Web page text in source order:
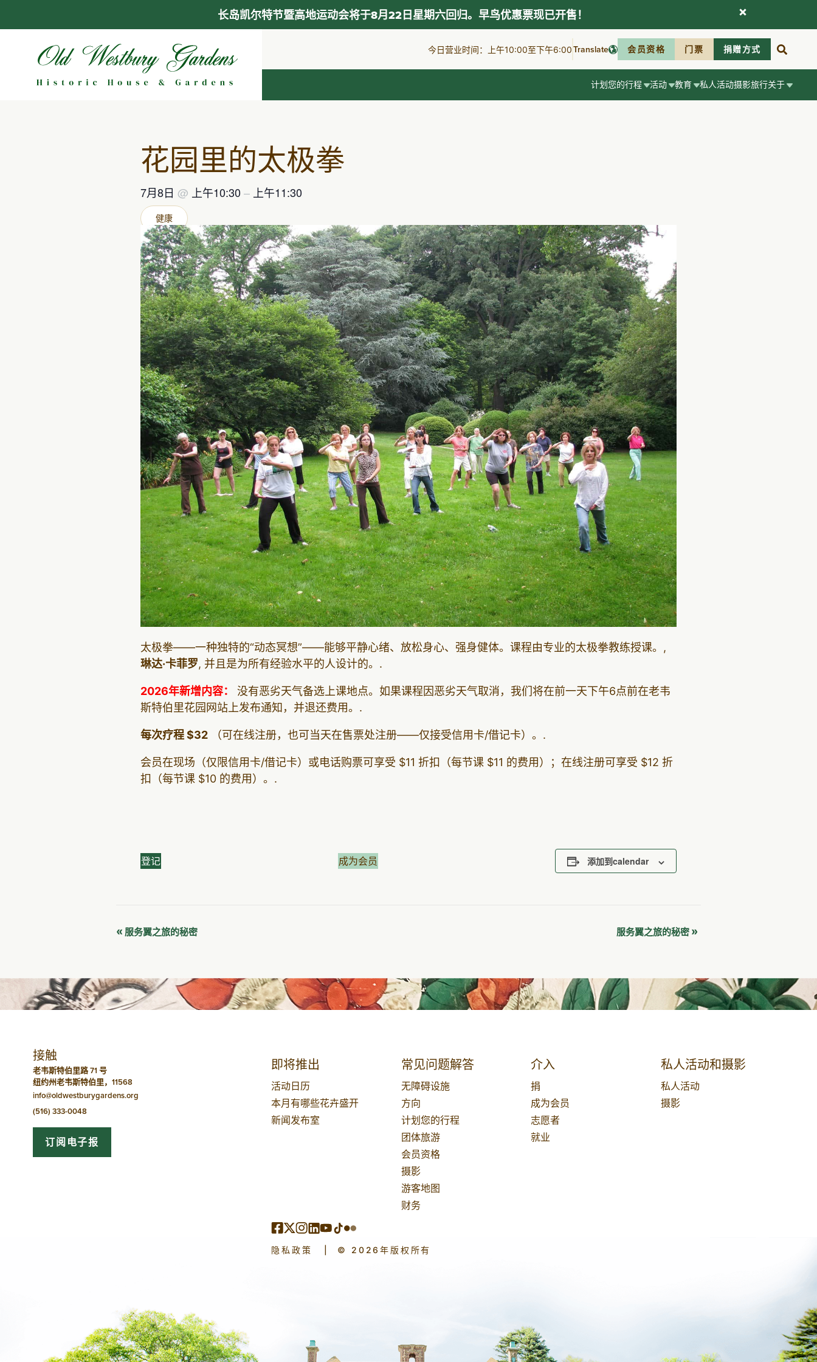
今日营业时间：上午10:00至下午6:00Translate 会员资格 门票 捐赠方式
计划您的行程 活动 教育 私人活动摄影旅行关于
花园里的太极拳
7月8日 @ 上午10:30 – 上午11:30
健康
太极拳——一种独特的“动态冥想”——能够平静心绪、放松身心、强身健体。课程由专业的太极拳教练授课。,
琳达·卡菲罗, 并且是为所有经验水平的人设计的。.
2026年新增内容：
没有恶劣天气备选上课地点。如果课程因恶劣天气取消，我们将在前一天下午6点前在老韦
斯特伯里花园网站上发布通知，并退还费用。.
每次疗程 $32 （可在线注册，也可当天在售票处注册——仅接受信用卡/借记卡）。.
会员在现场（仅限信用卡/借记卡）或电话购票可享受 $11 折扣（每节课 $11 的费用）；在线注册可享受 $12 折
扣（每节课 $10 的费用）。.
登记 成为会员 添加到calendar
活
导
航
« 服务翼之旅的秘密 服务翼之旅的秘密 »
接触
老韦斯特伯里路 71 号
纽约州老韦斯特伯里，11568
info@oldwestburygardens.org
(516) 333-0048
订阅电子报
即将推出
活动日历
本月有哪些花卉盛开
新闻发布室
常见问题解答
无障碍设施
方向
计划您的行程
团体旅游
会员资格
摄影
游客地图
财务
介入
捐
成为会员
志愿者
就业
私人活动和摄影
私人活动
摄影
隐私政策 © 2026年版权所有
长岛凯尔特节暨高地运动会将于8月22日星期六回归。早鸟优惠票现已开售！